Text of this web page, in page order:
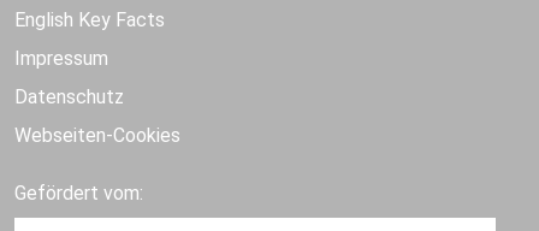
English Key Facts
Impressum
Datenschutz
Webseiten-Cookies
Gefördert vom: